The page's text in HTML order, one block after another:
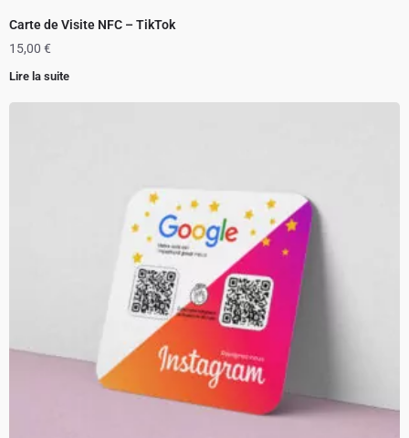
Carte de Visite NFC – TikTok
15,00 €
Lire la suite